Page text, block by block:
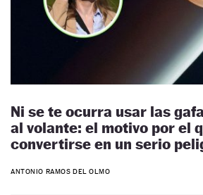
Ni se te ocurra usar las
al volante: el motivo por el
convertirse en un serio
ANTONIO RAMOS DEL OLMO